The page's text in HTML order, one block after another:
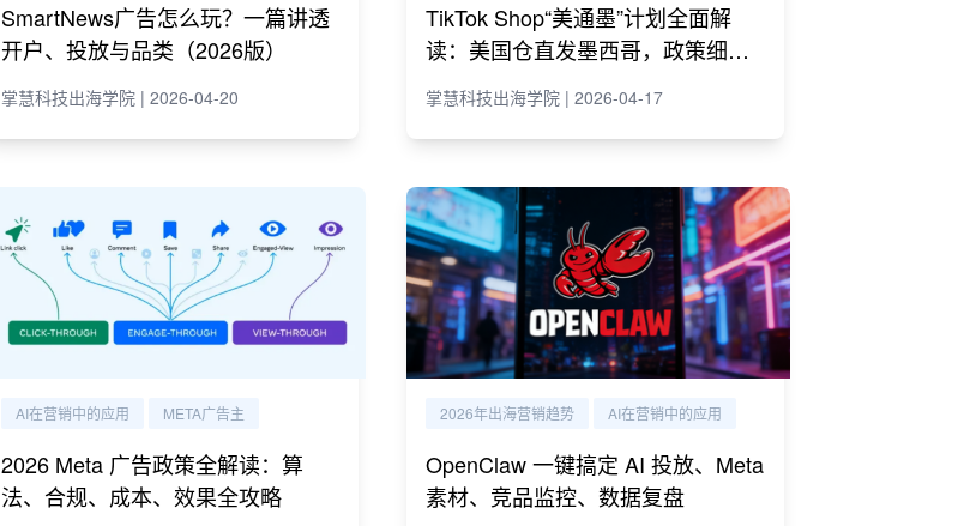
SmartNews广告怎么玩？一篇讲透
开户、投放与品类（2026版）
掌慧科技出海学院 | 2026-04-20
TikTok Shop“美通墨”计划全面解
读：美国仓直发墨西哥，政策细则
掌慧科技出海学院 | 2026-04-17
AI在营销中的应用 META广告主
2026 Meta 广告政策全解读：算
法、合规、成本、效果全攻略
2026年出海营销趋势 AI在营销中的应用
OpenClaw 一键搞定 AI 投放、Meta
素材、竞品监控、数据复盘